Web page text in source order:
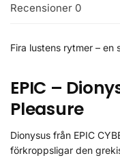
Recensioner 0
Fira lustens rytmer – en
EPIC –
Pleasure
Dionysus från EPIC
förkroppsligar den